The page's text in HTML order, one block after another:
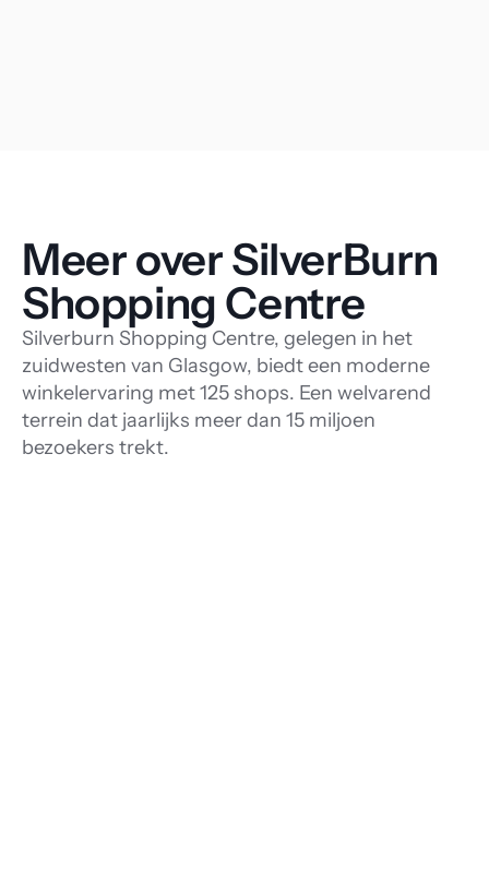
Meer over SilverBurn
Shopping Centre
Silverburn Shopping Centre, gelegen in het
zuidwesten van Glasgow, biedt een moderne
winkelervaring met 125 shops. Een welvarend
terrein dat jaarlijks meer dan 15 miljoen
bezoekers trekt.